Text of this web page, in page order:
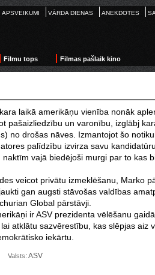
APSVEIKUMI VĀRDA DIENAS ANEKDOTES
Filmu tops Filmas pašlaik kino
laikā amerikāņu vienība nonāk
pašaizliedzību un varonību, izglābj
no drošas nāves. Izmantojot šo
palīdzību izvirza savu
naktīm vajā biedējoši murgi par to kas
veicot privātu izmeklēšanu, Marko
gan augsti stāvošas valdības
Global pārstāvji.
ir ASV prezidenta vēlēšanu
atklātu sazvērestību, kas slēpjas aiz
iekārtu.
Valsts: ASV